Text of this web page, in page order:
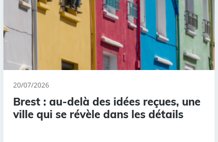
20/07/2026
Brest : au-delà des idées reçues, une
ville qui se révèle dans les détails